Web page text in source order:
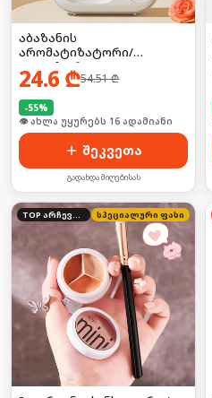
აბაზანის
არომატიზატორი/
დიფუზორი
24.6 ₾54.51₾
-55%
🛒 ბოლო 24სთ-ში იყიდა 21-მა
შეკვეთა
გადახდა მიღებისას
TOP არჩევანი სპეციალური ფასი